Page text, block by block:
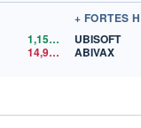
1,1559
$US
14,90$US
+ FORTES
UBISOFT
ABIVAX